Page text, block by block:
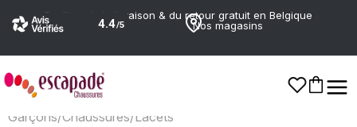
Profitez de la livraison & du retour gratuit en Belgique
Nos magasins
Garçons/Chaussures/Lacets